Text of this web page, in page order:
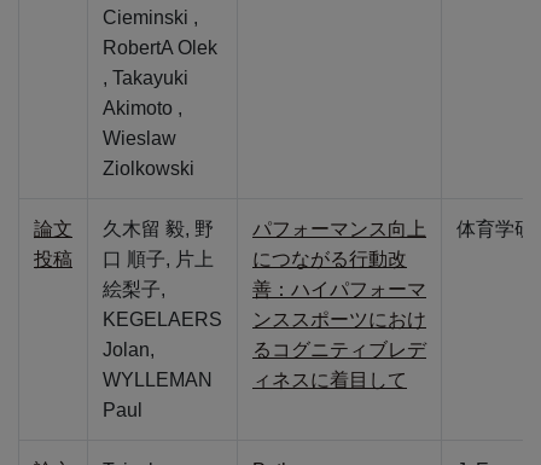
Cieminski ,
RobertA Olek
, Takayuki
Akimoto ,
Wieslaw
Ziolkowski
論文
投稿
久木留 毅, 野
口 順子, 片上
絵梨子,
KEGELAERS
Jolan,
WYLLEMAN
Paul
パフォーマンス向上
につながる行動改
善：ハイパフォーマ
ンススポーツにおけ
るコグニティブレデ
ィネスに着目して
体育学研